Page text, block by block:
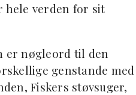
hele verden for sit
er nøgleord til den
genstande med
Fiskers støvsuger,